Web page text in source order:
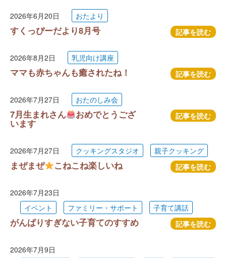
2026年6月20日 おたより
すくっぴーだより8月号 記事を読む
2026年8月2日 乳児向け講座
ママも赤ちゃんも癒されたね！ 記事を読む
2026年7月27日 おたのしみ会
7月生まれさん おめでとうござ
います
記事を読む
2026年7月27日 クッキングスタジオ 親子クッキング
まぜまぜ こねこね楽しいね 記事を読む
2026年7月23日
イベント
ファミリー・サポート 子育て講話
がんばりすぎない子育てのすすめ 記事を読む
2026年7月9日